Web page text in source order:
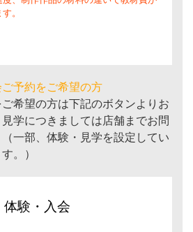
。
予約をご希望の方
希望の方は下記のボタンよりお
学につきましては店舗までお問
一部、体験・見学を設定してい
。）
体験・入会